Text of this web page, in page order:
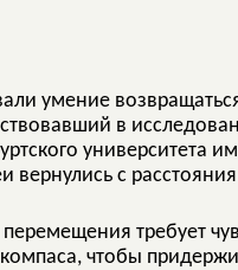
умение
в
университета
вернулись с
требует
чтобы